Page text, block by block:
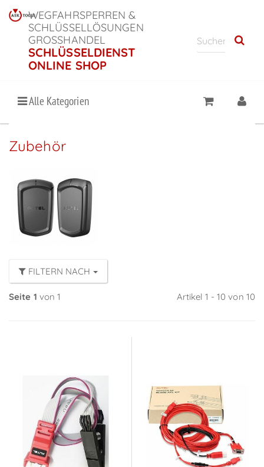
WEGFAHRSPERREN &
SCHLÜSSELLÖSUNGEN
GROSSHANDEL
SCHLÜSSELDIENST
ONLINE SHOP
Alle Kategorien
Zubehör
FILTERN NACH
Seite 1 von 1 Artikel 1 - 10 von 10